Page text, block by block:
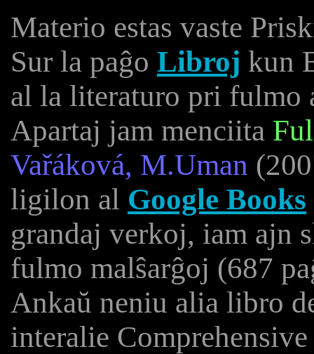
Materio estas vaste
Sur la paĝo Libroj kun
al la literaturo pri fulmo
Apartaj jam menciita
Vařáková, M.Uman
ligilon al Google Books
grandaj verkoj, iam ajn
fulmo malŝarĝoj (687
Ankaŭ neniu alia libro
interalie